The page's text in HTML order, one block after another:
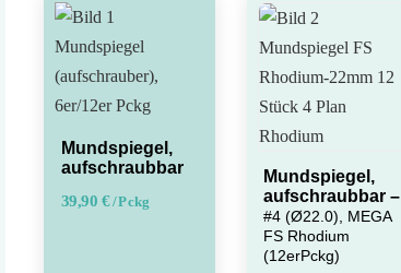
Mundspiegel,
aufschraubbar
39,90 €/ Pckg
Mundspiegel,
aufschraubbar –
#4 (Ø22.0), MEGA
FS Rhodium
(12erPckg)